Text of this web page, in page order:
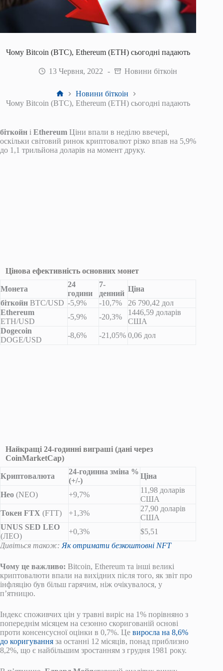
Чому Bitcoin (BTC), Ethereum (ETH) сьогодні падають
13 Червня, 2022 Новини біткоін
Головна
Новини біткоін
Чому Bitcoin (BTC), Ethereum (ETH) сьогодні падають
біткойн і Ethereum Ціни впали в неділю ввечері,
оскільки світовий ринок криптовалют різко впав на 5,9%
до 1,1 трильйона доларів на момент друку.
Цінова ефективність основних монет
Монета
24
години
7-
денний
Ціна
біткойн BTC/USD -5,9% -10,7%
26 790,42 дол
Ethereum
ETH/USD
-5,9% -20,3%
1446,59 доларів
США
Dogecoin
DOGE/USD
-8,6% -21,05% 0,06 дол
Найкращі 24-годинні виграші (дані через
CoinMarketCap)
Криптовалюта
24-годинна зміна %
(+/-)
Ціна
Нео (NEO) +9,7%
11,98 доларів
США
Токен FTX (FTT) +1,3%
27,90 доларів
США
UNUS SED LEO
(ЛЕО)
+0,3%
$5,51
Дивіться також: Як отримати безкоштовні NFT
Чому це важливо: Bitcoin, Ethereum та інші великі
криптовалюти впали на вихідних після того, як звіт про
інфляцію був більш гарячим, ніж очікувалося, у
п’ятницю.
Індекс споживчих цін у травні виріс на 1% порівняно з
попереднім місяцем на сезонно скоригованій основі
проти консенсусної оцінки в 0,7%. Це виросла на 8,6%
до коригування за останні 12 місяців, понад приблизно
8,2%, що є найбільшим зростанням з грудня 1981 року.